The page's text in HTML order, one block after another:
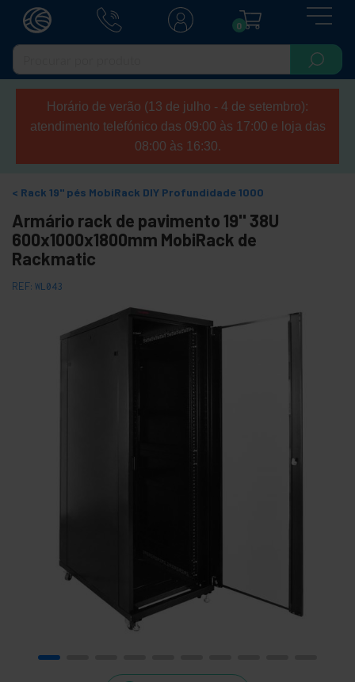
0
Horário de verão (13 de julho - 4 de setembro):
atendimento telefónico das 09:00 às 17:00 e loja das
08:00 às 16:30.
Rack 19" pés MobiRack DIY Profundidade 1000
Armário rack de pavimento 19'' 38U
600x1000x1800mm MobiRack de
Rackmatic
REF: WL043